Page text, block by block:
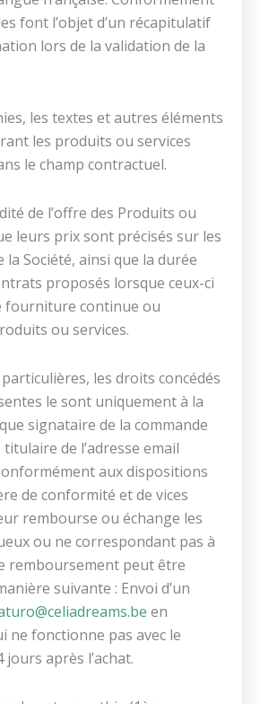
font l’objet d’un récapitulatif
lors de la validation de la
les textes et autres éléments
les produits ou services
le champ contractuel.
de l’offre des Produits ou
leurs prix sont précisés sur les
Société, ainsi que la durée
proposés lorsque ceux-ci
fourniture continue ou
ou services.
les droits concédés
le sont uniquement à la
signataire de la commande
de l’adresse email
aux dispositions
de conformité et de vices
rembourse ou échange les
ou ne correspondant pas à
remboursement peut être
suivante : Envoi d’un
en
ne fonctionne pas avec le
après l’achat.